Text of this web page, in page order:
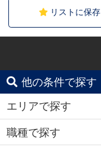
リストに保存
他の条件で探す
エリアで探す
職種で探す